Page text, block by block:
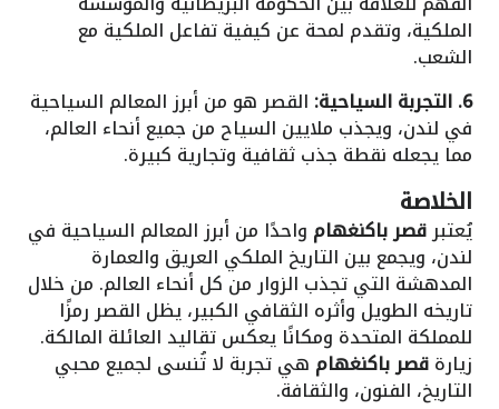
الملكية، وتقدم لمحة عن كيفية تفاعل الملكية مع
الشعب.
6. التجربة السياحية:
القصر هو من أبرز المعالم السياحية
في لندن، ويجذب ملايين السياح من جميع أنحاء العالم،
مما يجعله نقطة جذب ثقافية وتجارية كبيرة.
الخلاصة
يُعتبرقصر باكنغهام واحدًا من أبرز المعالم السياحية في
لندن، ويجمع بين التاريخ الملكي العريق والعمارة
المدهشة التي تجذب الزوار من كل أنحاء العالم. من خلال
تاريخه الطويل وأثره الثقافي الكبير، يظل القصر رمزًا
للمملكة المتحدة ومكانًا يعكس تقاليد العائلة المالكة.
زيارةقصر باكنغهام هي تجربة لا تُنسى لجميع محبي
التاريخ، الفنون، والثقافة.